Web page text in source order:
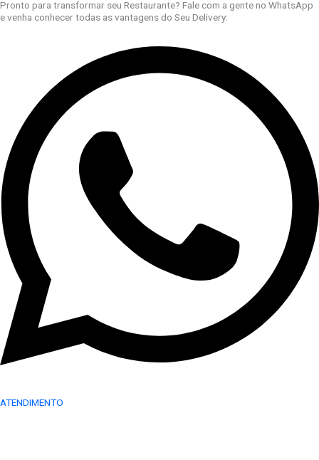
Pronto para transformar seu Restaurante? Fale com a gente no WhatsApp
e venha conhecer todas as vantagens do Seu Delivery:
ATENDIMENTO